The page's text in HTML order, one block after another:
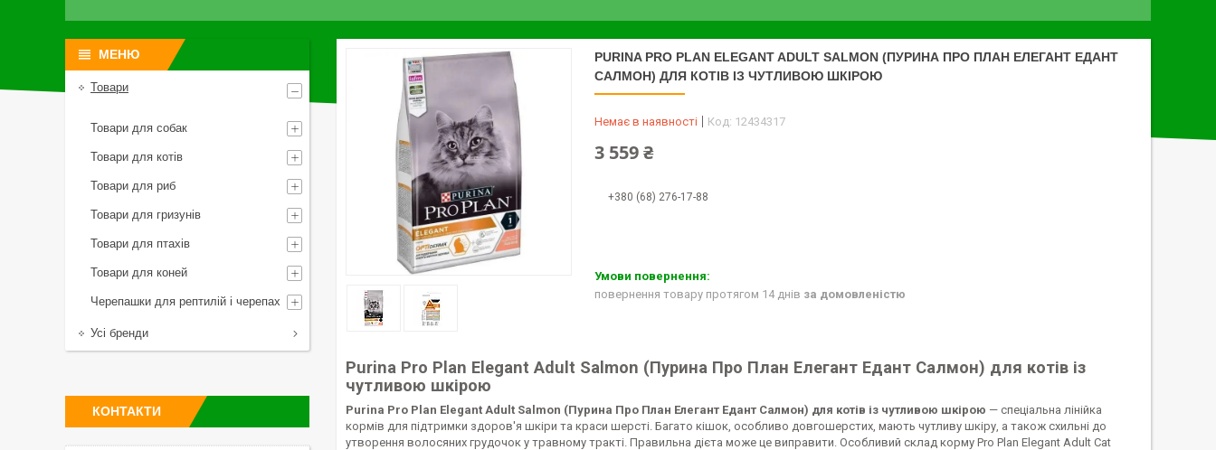
PURINA PRO PLAN ELEGANT ADULT SALMON (ПУРИНА ПРО ПЛАН ЕЛЕГАНТ ЕДАНТ
САЛМОН) ДЛЯ КОТІВ ІЗ ЧУТЛИВОЮ ШКІРОЮ
Немає в наявності Код: 12434317
3 559 ₴
+380 (68) 276-17-88
повернення товару протягом 14 днів за домовленістю
Purina Pro Plan Elegant Adult Salmon (Пурина Про План Елегант Едант Салмон) для котів із
чутливою шкірою
Purina Pro Plan Elegant Adult Salmon (Пурина Про План Елегант Едант Салмон) для котів із чутливою шкірою — спеціальна лінійка
кормів для підтримки здоров'я шкіри та краси шерсті. Багато кішок, особливо довгошерстих, мають чутливу шкіру, а також схильні до
утворення волосяних грудочок у травному тракті. Правильна дієта може це виправити. Особливий склад корму Pro Plan Elegant Adult Cat
Товари
Товари для собак
Товари для котів
Товари для риб
Товари для гризунів
Товари для птахів
Товари для коней
Черепашки для рептилій і черепах
Усі бренди
КОНТАКТИ